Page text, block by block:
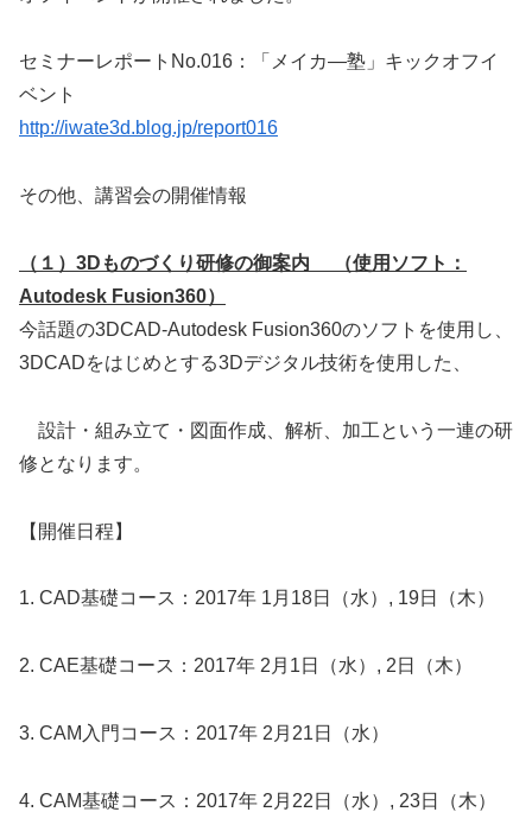
セミナーレポートNo.016：「メイカ―塾」キックオフイ
ベント
http://iwate3d.blog.jp/report016
その他、講習会の開催情報
（１）3Dものづくり研修の御案内 （使用ソフト：
Autodesk Fusion360）
今話題の3DCAD-Autodesk Fusion360のソフトを使用し、
3DCADをはじめとする3Dデジタル技術を使用した、
設計・組み立て・図面作成、解析、加工という一連の研
修となります。
【開催日程】
1. CAD基礎コース：2017年 1月18日（水）, 19日（木）
2. CAE基礎コース：2017年 2月1日（水）, 2日（木）
3. CAM入門コース：2017年 2月21日（水）
4. CAM基礎コース：2017年 2月22日（水）, 23日（木）